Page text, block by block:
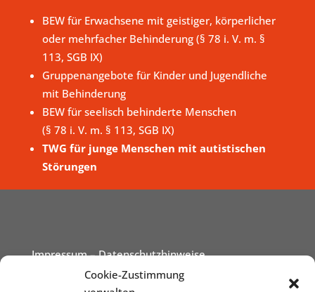
Cookie-Zustimmung
BEW für Erwachsene mit geistiger, körperlicher
oder mehrfacher Behinderung (§ 78 i. V. m. §
113, SGB IX)
Gruppenangebote für Kinder und Jugendliche
mit Behinderung
BEW für seelisch behinderte Menschen
(§ 78 i. V. m. § 113, SGB IX)
TWG für junge Menschen mit autistischen
Störungen
Impressum– Datenschutzhinweise